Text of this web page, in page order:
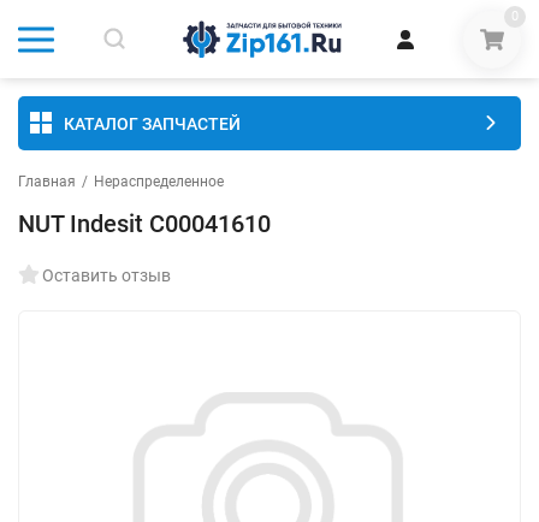
0
КАТАЛОГ ЗАПЧАСТЕЙ
Главная / Нераспределенное
NUT Indesit C00041610
Оставить отзыв